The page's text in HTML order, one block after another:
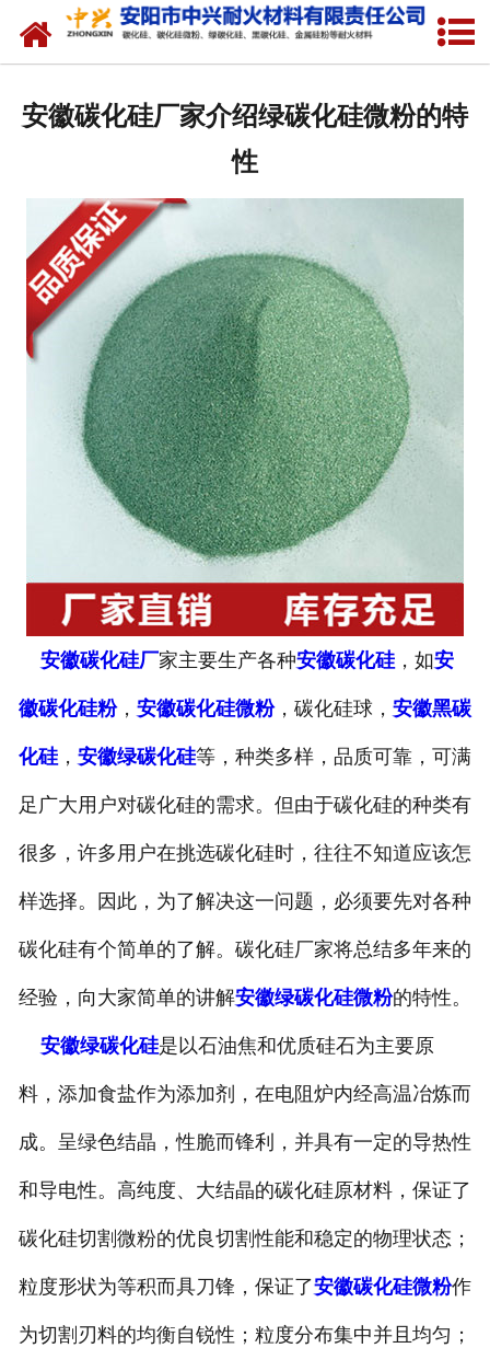
网站首页
新闻中心
厂容厂貌
联系我们
安徽碳化硅厂家介绍绿碳化硅微粉的特
性
安徽碳化硅厂家主要生产各种安徽碳化硅，如安
徽碳化硅粉， 安徽碳化硅微粉，碳化硅球， 安徽黑碳
化硅， 安徽绿碳化硅等，种类多样，品质可靠，可满
足广大用户对碳化硅的需求。但由于碳化硅的种类有
很多，许多用户在挑选碳化硅时，往往不知道应该怎
样选择。因此，为了解决这一问题，必须要先对各种
碳化硅有个简单的了解。碳化硅厂家将总结多年来的
经验，向大家简单的讲解安徽绿碳化硅微粉的特性。
安徽绿碳化硅是以石油焦和优质硅石为主要原
料，添加食盐作为添加剂，在电阻炉内经高温冶炼而
成。呈绿色结晶，性脆而锋利，并具有一定的导热性
和导电性。高纯度、大结晶的碳化硅原材料，保证了
碳化硅切割微粉的优良切割性能和稳定的物理状态；
粒度形状为等积而具刀锋，保证了安徽碳化硅微粉作
为切割刃料的均衡自锐性；粒度分布集中并且均匀；